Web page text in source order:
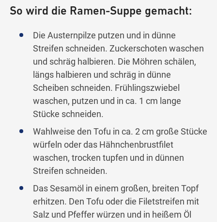
So wird die Ramen-Suppe gemacht:
Die Austernpilze putzen und in dünne
Streifen schneiden. Zuckerschoten waschen
und schräg halbieren. Die Möhren schälen,
längs halbieren und schräg in dünne
Scheiben schneiden. Frühlingszwiebel
waschen, putzen und in ca. 1 cm lange
Stücke schneiden.
Wahlweise den Tofu in ca. 2 cm große Stücke
würfeln oder das Hähnchenbrustfilet
waschen, trocken tupfen und in dünnen
Streifen schneiden.
Das Sesamöl in einem großen, breiten Topf
erhitzen. Den Tofu oder die Filetstreifen mit
Salz und Pfeffer würzen und in heißem Öl